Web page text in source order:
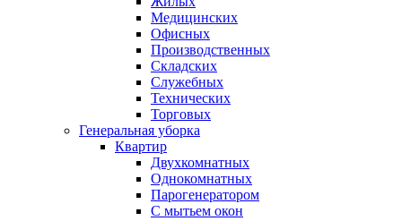
Медицинских
Офисных
Производственных
Складских
Служебных
Технических
Торговых
Генеральная уборка
Квартир
Двухкомнатных
Однокомнатных
Парогенератором
С мытьем окон